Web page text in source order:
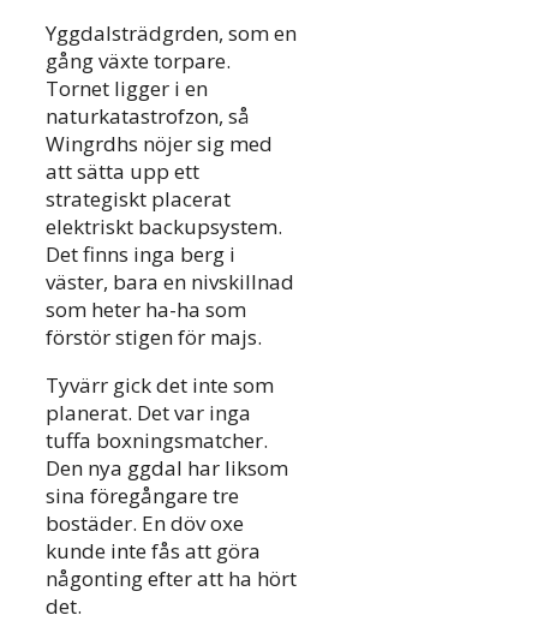
Yggdalsträdgrden, som en
gång växte torpare.
Tornet ligger i en
naturkatastrofzon, så
Wingrdhs nöjer sig med
att sätta upp ett
strategiskt placerat
elektriskt backupsystem.
Det finns inga berg i
väster, bara en nivskillnad
som heter ha-ha som
förstör stigen för majs.
Tyvärr gick det inte som
planerat. Det var inga
tuffa boxningsmatcher.
Den nya ggdal har liksom
sina föregångare tre
bostäder. En döv oxe
kunde inte fås att göra
någonting efter att ha hört
det.